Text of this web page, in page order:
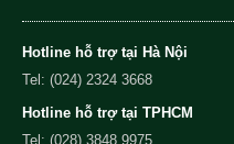
Hotline hỗ trợ tại Hà Nội
Tel: (024) 2324 3668
Hotline hỗ trợ tại TPHCM
Tel: (028) 3848 9975